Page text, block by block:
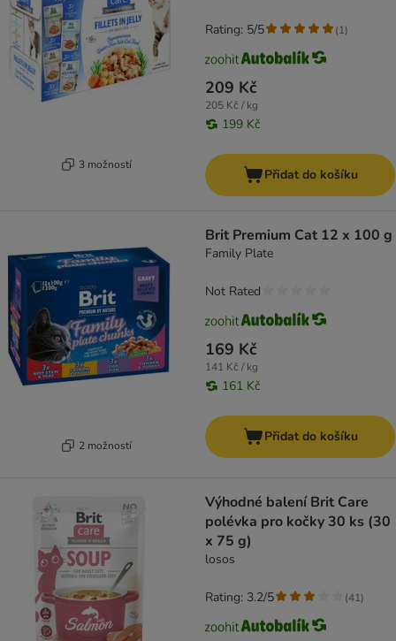
3 možností
209 Kč
205 Kč / kg
199 Kč
Rating: 5/5 (1)
Přidat do košíku
2 možností
Brit Premium Cat 12 x 100 g
Family Plate
169 Kč
141 Kč / kg
161 Kč
Not Rated
Přidat do košíku
Výhodné balení Brit Care
polévka pro kočky 30 ks (30
x 75 g)
losos
Rating: 3.2/5 (41)